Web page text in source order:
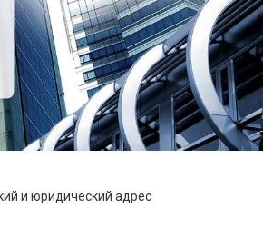
и юридический адрес